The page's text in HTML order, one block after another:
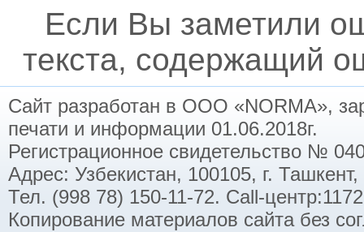
Если Вы заметили
текста, содержащий
Сайт разработан в ООО «NORMA»,
печати и информации 01.06.2018г.
Регистрационное свидетельство №
Адрес: Узбекистан, 100105, г.
Тел. (998 78) 150-11-72. Call-
Копирование материалов сайта без